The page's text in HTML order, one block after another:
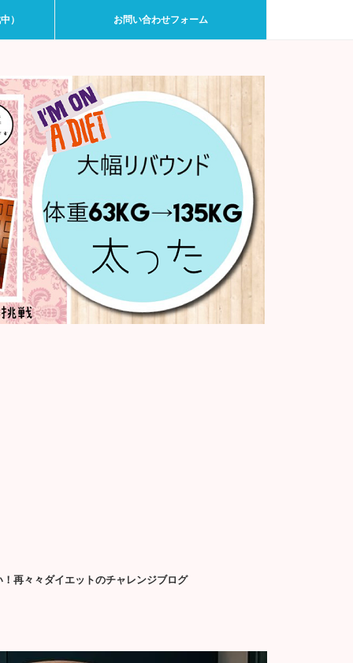
） お問い合わせフォーム
再々々ダイエットのチャレンジブログ